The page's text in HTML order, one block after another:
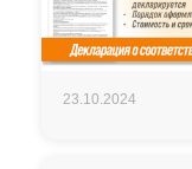
23.10.2024